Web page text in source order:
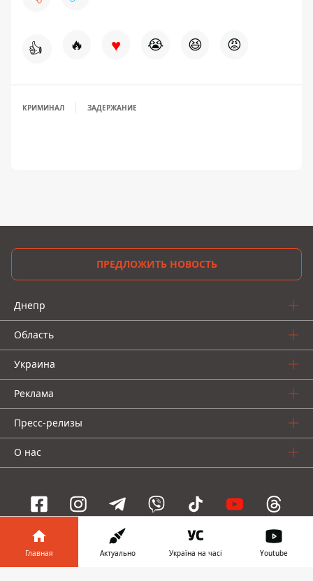
👍 🔥 ♥ 😭 😆 😡
КРИМИНАЛ ЗАДЕРЖАНИЕ
ПРЕДЛОЖИТЬ НОВОСТЬ
Днепр
Область
Украина
Реклама
Пресс-релизы
О нас
Информатор проекты
Главная Актуально Україна на часі Youtube